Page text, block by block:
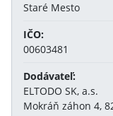
Staré Mesto
IČO:
00603481
Dodávateľ:
ELTODO SK, a.s.
Mokráň záhon 4,